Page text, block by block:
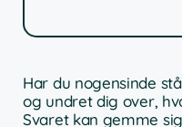
Har du nogensinde
og undret dig over,
Svaret kan gemme